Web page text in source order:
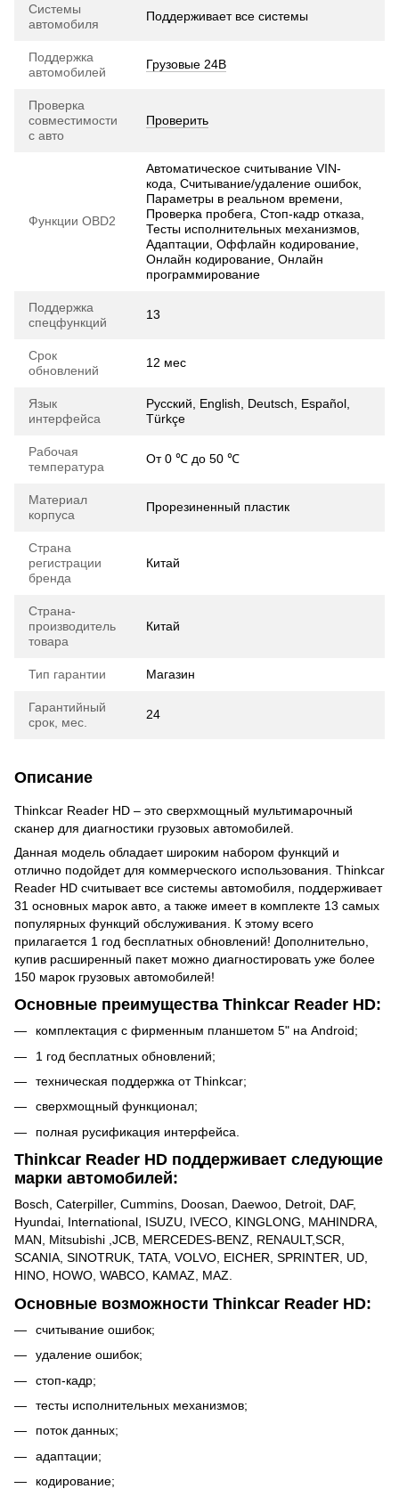
Системы
автомобиля
Поддерживает все системы
Поддержка
автомобилей
Грузовые 24В
Проверка
совместимости
с авто
Проверить
Функции OBD2
Автоматическое считывание VIN-
кода, Считывание/удаление ошибок,
Параметры в реальном времени,
Проверка пробега, Стоп-кадр отказа,
Тесты исполнительных механизмов,
Адаптации, Оффлайн кодирование,
Онлайн кодирование, Онлайн
программирование
Поддержка
спецфункций
13
Срок
обновлений
12 мес
Язык
интерфейса
Русский, English, Deutsch, Español,
Türkçe
Рабочая
температура
От 0 ℃ до 50 ℃
Материал
корпуса
Прорезиненный пластик
Страна
регистрации
бренда
Китай
Страна-
производитель
товара
Китай
Тип гарантии Магазин
Гарантийный
срок, мес.
24
Описание
Thinkcar Reader HD – это сверхмощный мультимарочный
сканер для диагностики грузовых автомобилей.
Данная модель обладает широким набором функций и
отлично подойдет для коммерческого использования. Thinkcar
Reader HD считывает все системы автомобиля, поддерживает
31 основных марок авто, а также имеет в комплекте 13 самых
популярных функций обслуживания. К этому всего
прилагается 1 год бесплатных обновлений! Дополнительно,
купив расширенный пакет можно диагностировать уже более
150 марок грузовых автомобилей!
Основные преимущества Thinkcar Reader HD:
комплектация с фирменным планшетом 5" на Android;
1 год бесплатных обновлений;
техническая поддержка от Thinkcar;
сверхмощный функционал;
полная русификация интерфейса.
Thinkcar Reader HD поддерживает следующие
марки автомобилей:
Bosch, Caterpiller, Cummins, Doosan, Daewoo, Detroit, DAF,
Hyundai, International, ISUZU, IVECO, KINGLONG, MAHINDRA,
MAN, Mitsubishi ,JCB, MERCEDES-BENZ, RENAULT,SCR,
SCANIA, SINOTRUK, TATA, VOLVO, EICHER, SPRINTER, UD,
HINO, HOWO, WABCO, KAMAZ, MAZ.
Основные возможности Thinkcar Reader HD:
считывание ошибок;
удаление ошибок;
стоп-кадр;
тесты исполнительных механизмов;
поток данных;
адаптации;
кодирование;